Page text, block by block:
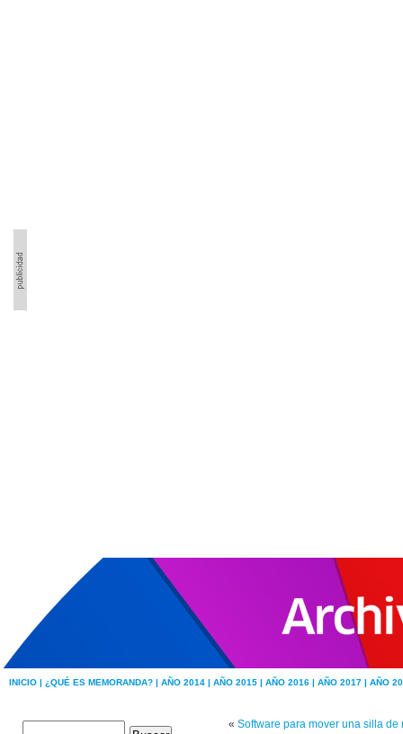
INICIO | ¿QUÉ ES MEMORANDA? | AÑO 2014 | AÑO 2015 | AÑO 2016 | AÑO 2017 | AÑO
« Software para mover una silla de